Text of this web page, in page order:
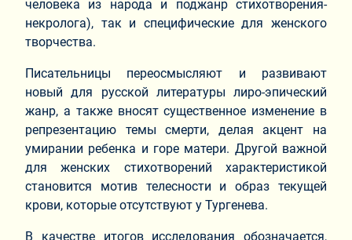
человека из народа и поджанр стихотворения-
некролога), так и специфические для женского
творчества.
Писательницы переосмысляют и развивают
новый для русской литературы лиро-эпический
жанр, а также вносят существенное изменение в
репрезентацию темы смерти, делая акцент на
умирании ребенка и горе матери. Другой важной
для женских стихотворений характеристикой
становится мотив телесности и образ текущей
крови, которые отсутствуют у Тургенева.
В качестве итогов исследования обозначается,